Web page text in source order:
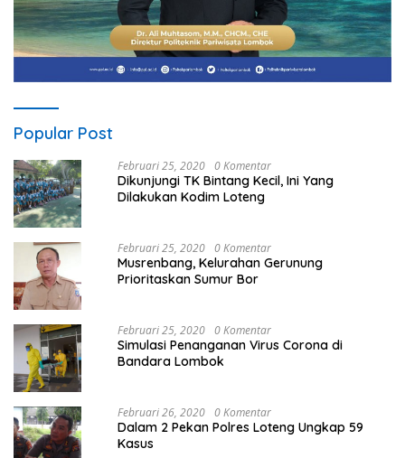
Popular Post
Februari 25, 2020 0 Komentar
Dikunjungi TK Bintang Kecil, Ini Yang
Dilakukan Kodim Loteng
Februari 25, 2020 0 Komentar
Musrenbang, Kelurahan Gerunung
Prioritaskan Sumur Bor
Februari 25, 2020 0 Komentar
Simulasi Penanganan Virus Corona di
Bandara Lombok
Februari 26, 2020 0 Komentar
Dalam 2 Pekan Polres Loteng Ungkap 59
Kasus